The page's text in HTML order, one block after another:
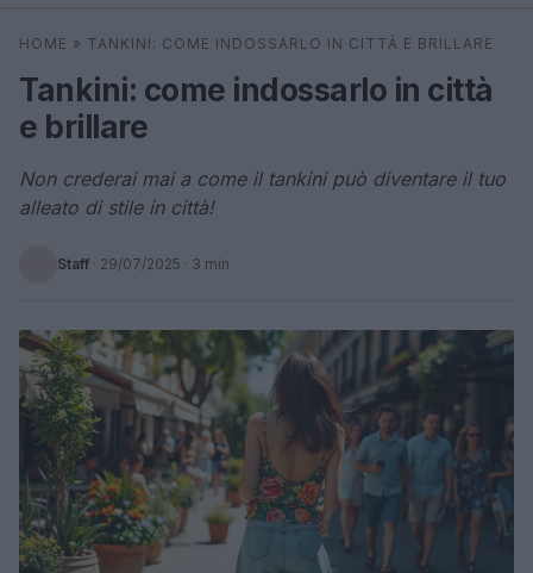
Cerca ⌕ ×
HOME » TANKINI: COME INDOSSARLO IN CITTÀ E BRILLARE
Tankini: come indossarlo in città
e brillare
Non crederai mai a come il tankini può diventare il tuo
alleato di stile in città!
Staff · 29/07/2025 · 3 min